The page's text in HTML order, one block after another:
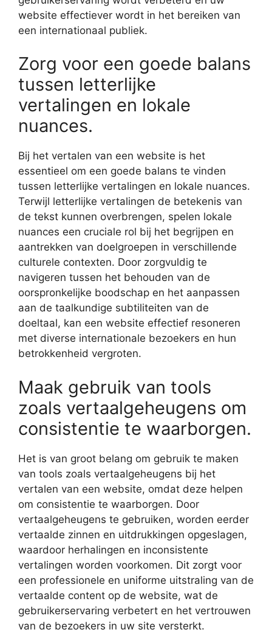
website effectiever wordt in het bereiken van
een internationaal publiek.
Zorg voor een goede balans
tussen letterlijke
vertalingen en lokale
nuances.
Bij het vertalen van een website is het
essentieel om een goede balans te vinden
tussen letterlijke vertalingen en lokale nuances.
Terwijl letterlijke vertalingen de betekenis van
de tekst kunnen overbrengen, spelen lokale
nuances een cruciale rol bij het begrijpen en
aantrekken van doelgroepen in verschillende
culturele contexten. Door zorgvuldig te
navigeren tussen het behouden van de
oorspronkelijke boodschap en het aanpassen
aan de taalkundige subtiliteiten van de
doeltaal, kan een website effectief resoneren
met diverse internationale bezoekers en hun
betrokkenheid vergroten.
Maak gebruik van tools
zoals vertaalgeheugens om
consistentie te waarborgen.
Het is van groot belang om gebruik te maken
van tools zoals vertaalgeheugens bij het
vertalen van een website, omdat deze helpen
om consistentie te waarborgen. Door
vertaalgeheugens te gebruiken, worden eerder
vertaalde zinnen en uitdrukkingen opgeslagen,
waardoor herhalingen en inconsistente
vertalingen worden voorkomen. Dit zorgt voor
een professionele en uniforme uitstraling van de
vertaalde content op de website, wat de
gebruikerservaring verbetert en het vertrouwen
van de bezoekers in uw site versterkt.